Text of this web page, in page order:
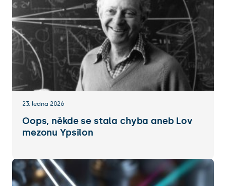
23. ledna 2026
Oops, někde se stala chyba aneb Lov
mezonu Ypsilon